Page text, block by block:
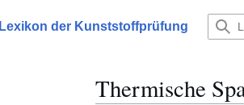
Lexikon der Kunststoffprüfung
Thermische